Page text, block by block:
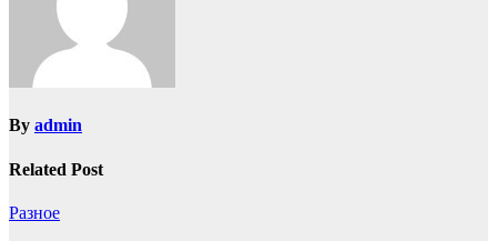
By admin
Related Post
Разное